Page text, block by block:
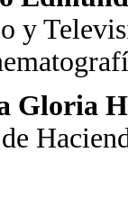
y
Gloria